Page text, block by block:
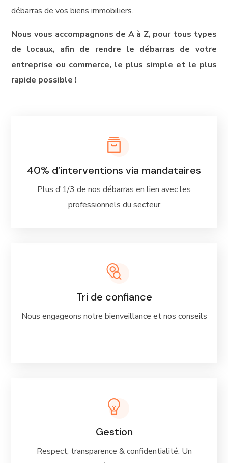
débarras de vos biens immobiliers.
Nous vous accompagnons de A à Z, pour tous types
de locaux, afin de rendre le débarras de votre
entreprise ou commerce, le plus simple et le plus
rapide possible !
40% d’interventions via mandataires
Plus d'1/3 de nos débarras en lien avec les
professionnels du secteur
Tri de confiance
Nous engageons notre bienveillance et nos conseils
Gestion
Respect, transparence & confidentialité. Un